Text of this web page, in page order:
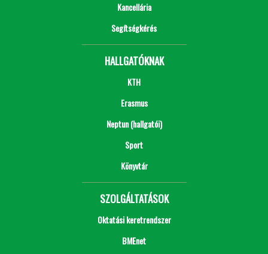
Kancellária
Segítségkérés
HALLGATÓKNAK
KTH
Erasmus
Neptun (hallgatói)
Sport
Könyvtár
SZOLGÁLTATÁSOK
Oktatási keretrendszer
BMEnet